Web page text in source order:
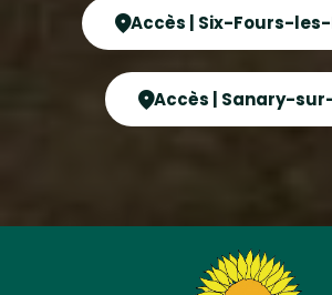
Accès | Six-Fours-
Accès | Sanary-